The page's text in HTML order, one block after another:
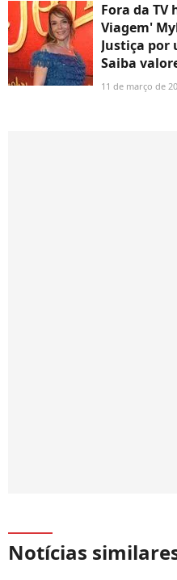
Fora da TV
Viagem'
Justiça por
Saiba
11 de março de
Notícias